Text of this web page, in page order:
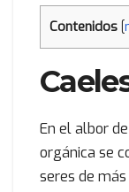
Contenidos [
En el albor
orgánica se
seres de